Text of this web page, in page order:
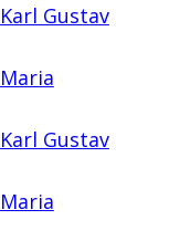
Karl Gustav
Maria
Karl Gustav
Maria